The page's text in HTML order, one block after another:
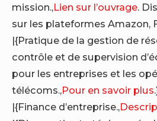
mission.,Lien sur l’ouvrage.
sur les plateformes Amazon,
|{Pratique de la gestion de
contrôle et de supervision
pour les entreprises et les
télécoms.,Pour en savoir plus
|{Finance d’entreprise.,